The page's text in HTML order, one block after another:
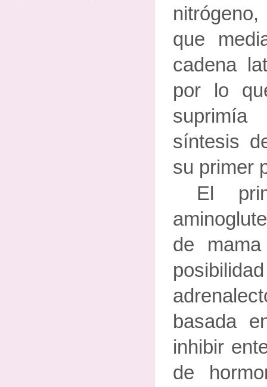
que
cadena
por lo
síntesis
su primer
El
de
basada
inhibir
de